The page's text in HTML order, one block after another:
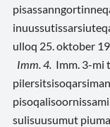
ulloq 25. oktober
Imm. 4. Imm. 3-mi
sulisuusumut